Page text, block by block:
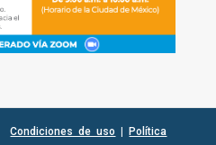
Condiciones de uso |Política